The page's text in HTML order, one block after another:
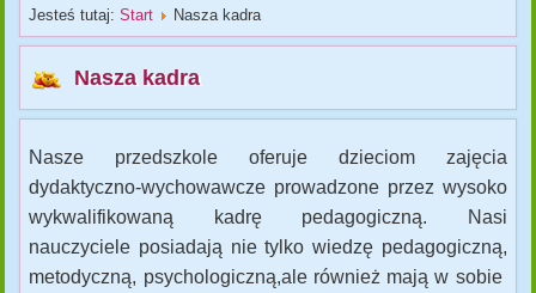
Jesteś tutaj:Start Nasza kadra
Nasza kadra
Nasze przedszkole oferuje dzieciom zajęcia
dydaktyczno-wychowawcze prowadzone przez wysoko
wykwalifikowaną kadrę pedagogiczną. Nasi
nauczyciele posiadają nie tylko wiedzę pedagogiczną,
metodyczną, psychologiczną,ale również mają w sobie